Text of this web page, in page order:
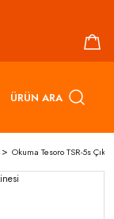
ÜRÜN ARA
Okuma Tesoro TSR-5s